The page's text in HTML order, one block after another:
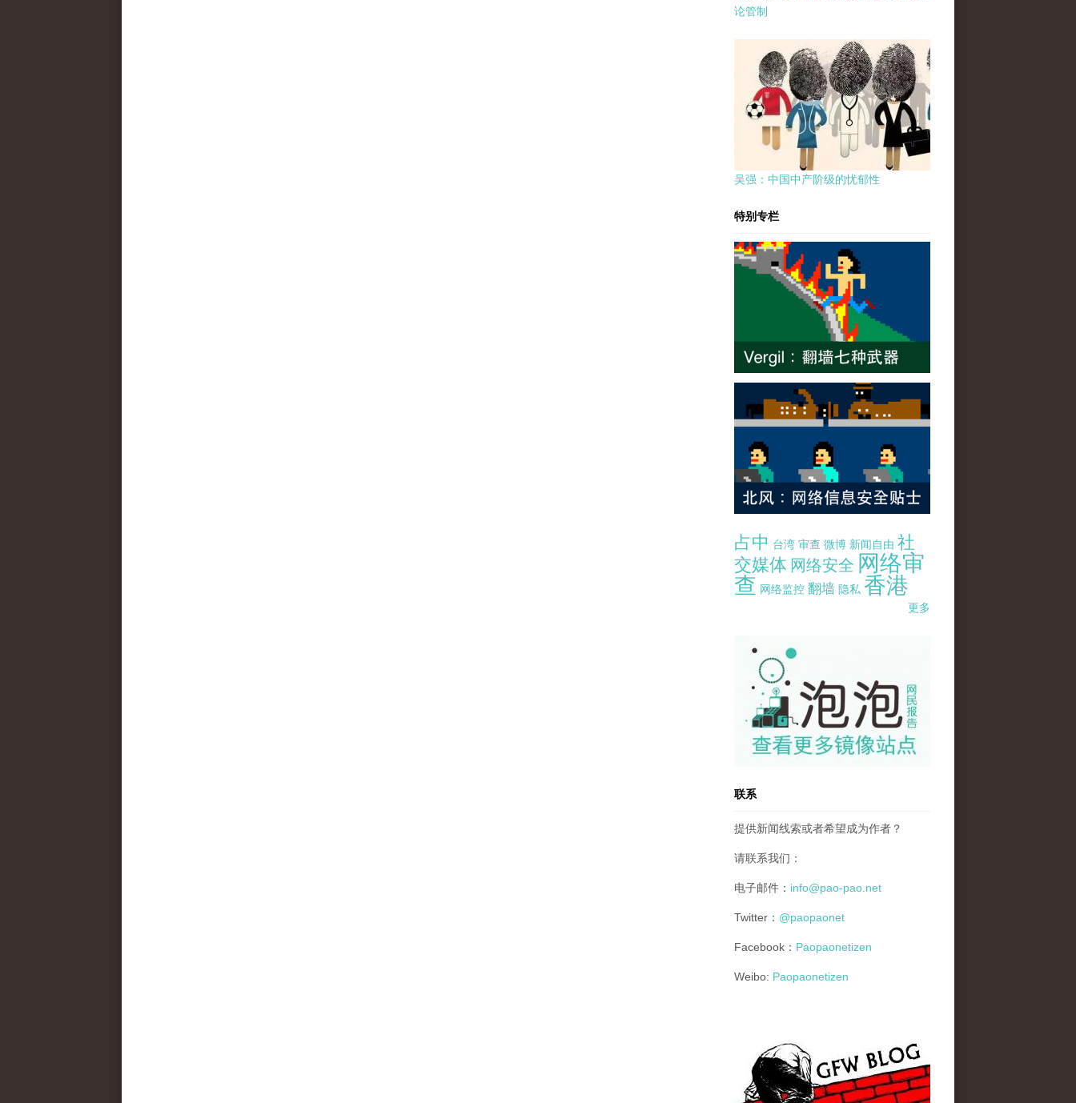
论管制
吴强：中国中产阶级的忧郁性
特别专栏
占中 台湾 审查 微博 新闻自由 社
交媒体 网络安全 网络审
查 网络监控 翻墙 隐私 香港
更多
pao-pao-banner-mirror-site-120814.jpg
联系
提供新闻线索或者希望成为作者？
请联系我们：
电子邮件： info@pao-pao.net
Twitter： @paopaonet
Facebook： Paopaonetizen
Weibo: Paopaonetizen
gfw_blog_small.jpg